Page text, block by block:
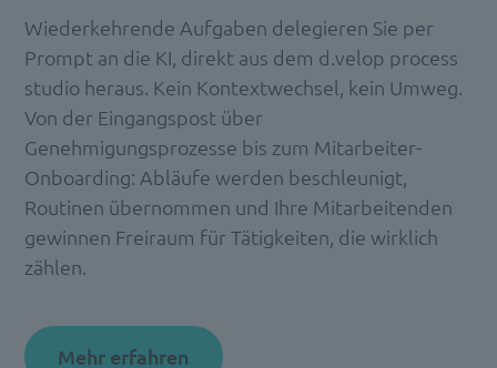
Wiederkehrende Aufgaben delegieren Sie per
Prompt an die KI, direkt aus dem d.velop process
studio heraus. Kein Kontextwechsel, kein Umweg.
Von der Eingangspost über
Genehmigungsprozesse bis zum Mitarbeiter-
Onboarding: Abläufe werden beschleunigt,
Routinen übernommen und Ihre Mitarbeitenden
gewinnen Freiraum für Tätigkeiten, die wirklich
zählen.
Mehr erfahren